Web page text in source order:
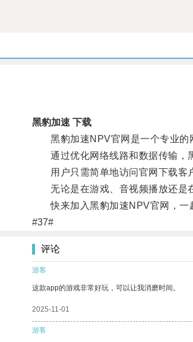
黑豹加速 下载
黑豹加速NPV官网是一个专业的
通过优化网络线路和数据传输，黑
用户只需简单地访问官网下载客户
无论是在游戏、音视频播放还是在
快来加入黑豹加速NPV官网，一
#37#
评论
游客
这款app的游戏非常好玩，可以让我消磨时间。
2025-11-01
游客